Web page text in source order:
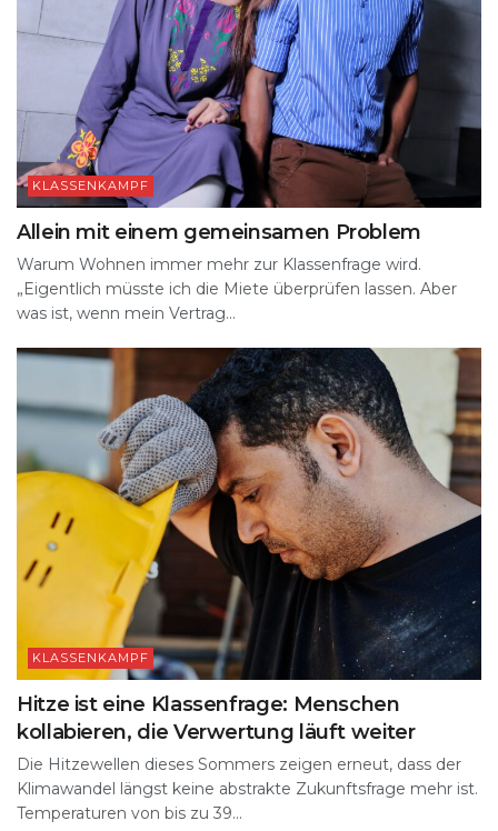
KLASSENKAMPF
Allein mit einem gemeinsamen Problem
Warum Wohnen immer mehr zur Klassenfrage wird.
„Eigentlich müsste ich die Miete überprüfen lassen. Aber
was ist, wenn mein Vertrag...
KLASSENKAMPF
Hitze ist eine Klassenfrage: Menschen
kollabieren, die Verwertung läuft weiter
Die Hitzewellen dieses Sommers zeigen erneut, dass der
Klimawandel längst keine abstrakte Zukunftsfrage mehr ist.
Temperaturen von bis zu 39...